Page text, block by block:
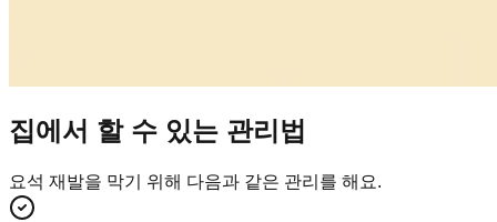
집에서 할 수 있는 관리법
요석 재발을 막기 위해 다음과 같은 관리를 해요.